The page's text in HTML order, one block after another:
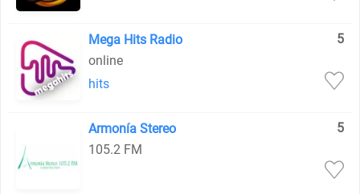
Mega Hits Radio
5
online
hits
Armonía Stereo
5
105.2 FM